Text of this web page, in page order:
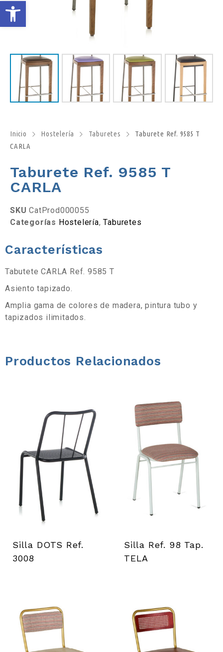
A
b
r
d
e
h
e
r
a
Inicio Hostelería Taburetes
Taburete Ref. 9585 T
CARLA
Taburete Ref. 9585 T
CARLA
SKUCatProd000055
Categorías Hostelería,Taburetes
Características
Tabutete CARLA Ref. 9585 T
Asiento tapizado.
Amplia gama de colores de madera, pintura tubo y
tapizados ilimitados.
Productos Relacionados
Silla DOTS Ref.
3008
Silla Ref. 98 Tap.
TELA